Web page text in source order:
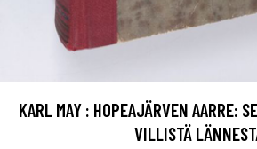
KARL MAY : HOPEAJÄRVEN AARRE:
VILLISTÄ